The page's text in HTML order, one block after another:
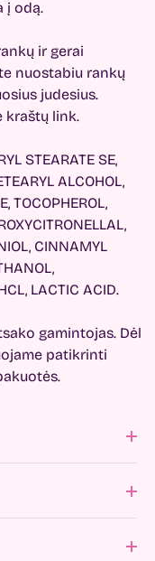
į odą.
ir gerai
nuostabiu rankų
judesius.
kraštų link.
STEARATE SE,
ALCOHOL,
TOCOPHEROL,
CINNAMYL
LACTIC ACID.
gamintojas. Dėl
patikrinti